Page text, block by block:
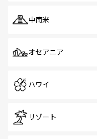
中南米
オセアニア
ハワイ
リゾート